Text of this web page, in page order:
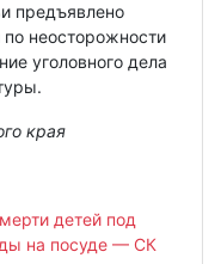
предъявлено
неосторожности
уголовного дела
края
детей под
на посуде — СК